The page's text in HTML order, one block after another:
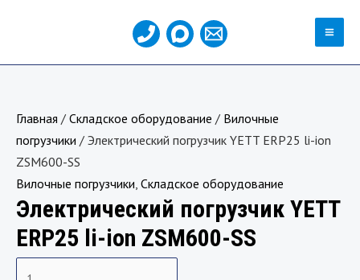
Главная / Складское оборудование / Вилочные
погрузчики / Электрический погрузчик YETT ERP25 li-ion
ZSM600-SS
Вилочные погрузчики Складское оборудование
Электрический погрузчик YETT
ERP25 li-ion ZSM600-SS
Электрический
погрузчик
YETT
ERP25
li-
ion
ZSM600-